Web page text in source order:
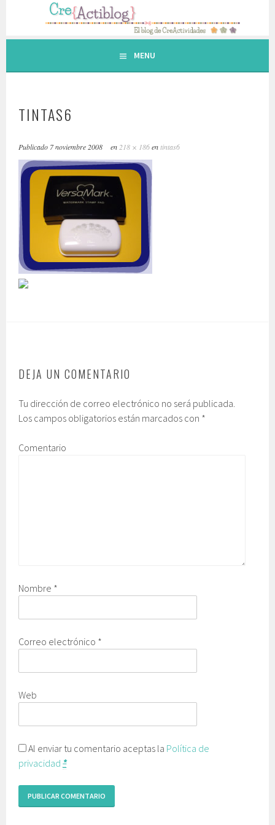
contenido.
MENU
TINTAS6
Publicado 7 noviembre 2008 en 218 × 186entintas6
DEJA UN COMENTARIO
Tu dirección de correo electrónico no será publicada.
Los campos obligatorios están marcados con *
Comentario
Nombre *
Correo electrónico *
Web
Al enviar tu comentario aceptas la Política de
privacidad *